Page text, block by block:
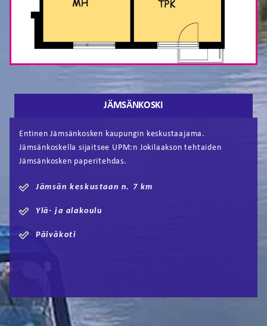
JÄMSÄNKOSKI
Entinen Jämsänkosken kaupungin keskustaajama.
Jämsänkoskella sijaitsee UPM:n Jokilaakson tehtaiden
Jämsänkosken paperitehdas.
Jämsän keskustaan n. 7 km
Ylä- ja alakoulu
Päiväkoti